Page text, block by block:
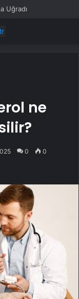
Uğradı
ne
0 0